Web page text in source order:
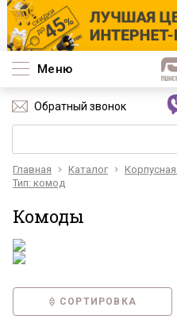
Меню
Обратный звонок
Главная Каталог
Тип: комод
Комоды
СОРТИРОВКА